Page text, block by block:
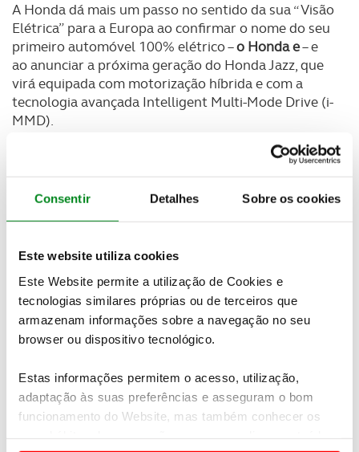
Consentir Detalhes Sobre os cookies
Este website utiliza cookies
Este Website permite a utilização de Cookies e
tecnologias similares próprias ou de terceiros que
armazenam informações sobre a navegação no seu
browser ou dispositivo tecnológico.
Estas informações permitem o acesso, utilização,
adaptação às suas preferências e asseguram o bom
funcionamento do Website, mas também conhecer os
A Honda dá mais um passo no sentido da sua “Visão
Elétrica” para a Europa ao confirmar o nome do seu
primeiro automóvel 100% elétrico –o Honda e– e
ao anunciar a próxima geração do Honda Jazz, que
virá equipada com motorização híbrida e com a
tecnologia avançada Intelligent Multi-Mode Drive (i-
MMD).
A “Visão Elétrica” da Honda, renovada e reforçada
no Salão Automóvel de Genebra de 2019, prevê a
incorporação de tecnologia eletrificada em todos os
primeiro modelo elétrico Honda
plataforma dedicada, e representa uma nova
afirmação em termos de design e tecnologia.
Este novo compacto elétrico garante adinâmica de
conduçãoque carateriza a gama Honda, potenciada
avançada. O Honda e já recebeu mais de 22.000
manifestações de interesse em toda a Europa.